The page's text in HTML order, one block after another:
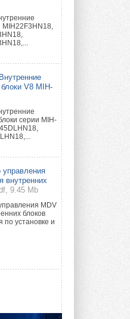
V8 MIH-
серии MIH-
управления
внутренних
9.45 Mb
MDV
блоков
по установке и